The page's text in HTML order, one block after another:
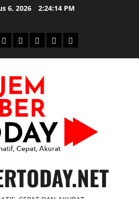
6, 2026 2:24:15 PM
PolitikOtomotifEkonomiSosialtentang